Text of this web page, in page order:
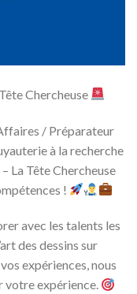
Chercheuse
/ Préparateur
à la recherche
La Tête Chercheuse
!
avec les talents les
des dessins sur
expériences, nous
votre expérience.